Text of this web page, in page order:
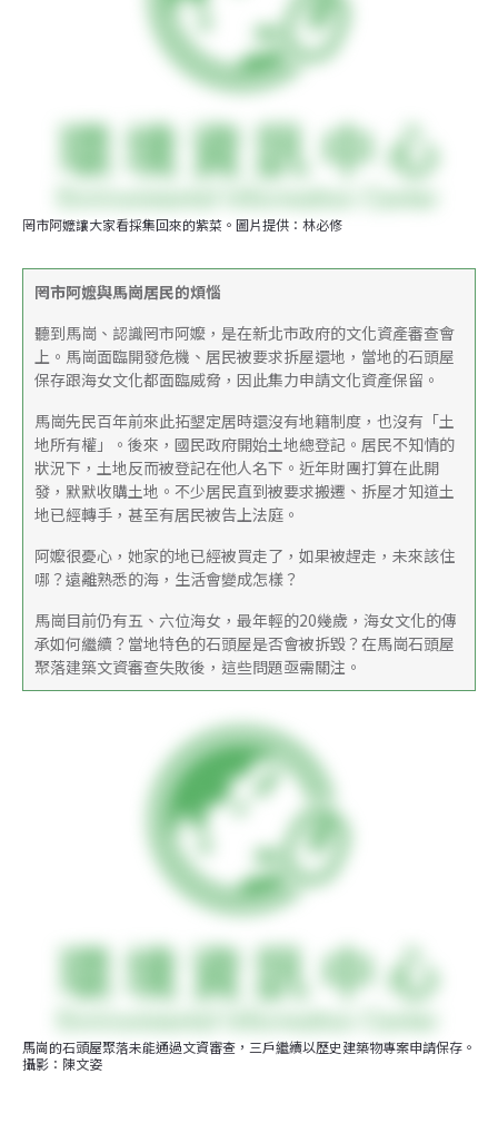
罔市阿嬤讓大家看採集回來的紫菜。圖片提供：林必修
罔市阿嬤與馬崗居民的煩惱
聽到馬崗、認識罔市阿嬤，是在新北市政府的文化資產審查會
上。馬崗面臨開發危機、居民被要求拆屋還地，當地的石頭屋
保存跟海女文化都面臨威脅，因此集力申請文化資產保留。
馬崗先民百年前來此拓墾定居時還沒有地籍制度，也沒有「土
地所有權」。後來，國民政府開始土地總登記。居民不知情的
狀況下，土地反而被登記在他人名下。近年財團打算在此開
發，默默收購土地。不少居民直到被要求搬遷、拆屋才知道土
地已經轉手，甚至有居民被告上法庭。
阿嬤很憂心，她家的地已經被買走了，如果被趕走，未來該住
哪？遠離熟悉的海，生活會變成怎樣？
馬崗目前仍有五、六位海女，最年輕的20幾歲，海女文化的傳
承如何繼續？當地特色的石頭屋是否會被拆毀？在馬崗石頭屋
聚落建築文資審查失敗後，這些問題亟需關注。
馬崗的石頭屋聚落未能通過文資審查，三戶繼續以歷史建築物專案申請保存。
攝影：陳文姿